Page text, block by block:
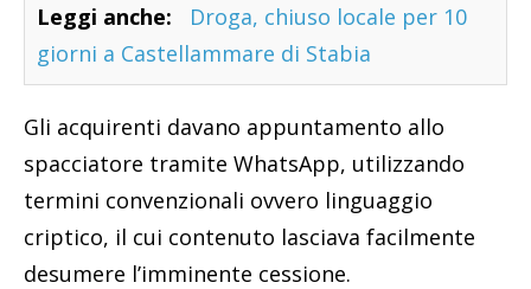
Leggi anche:
Droga, chiuso locale per 10
giorni a Castellammare di Stabia
Gli acquirenti davano appuntamento allo
spacciatore tramite WhatsApp, utilizzando
termini convenzionali ovvero linguaggio
criptico, il cui contenuto lasciava facilmente
desumere l’imminente cessione.